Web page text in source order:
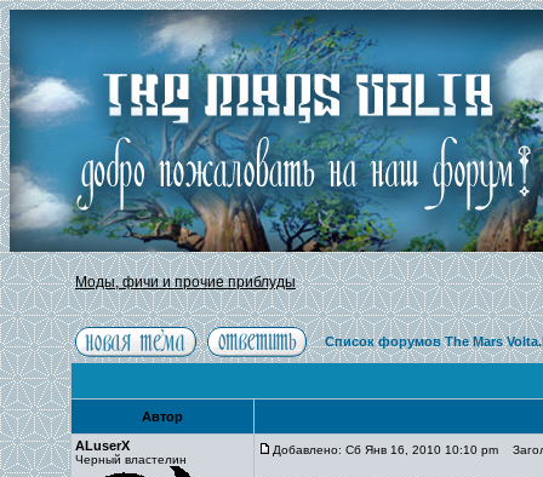
Моды, фичи и прочие приблуды
Список форумов The Mars
Автор
ALuserX
Черный властелин
Добавлено: Сб Янв 16, 2010 10:10 pm